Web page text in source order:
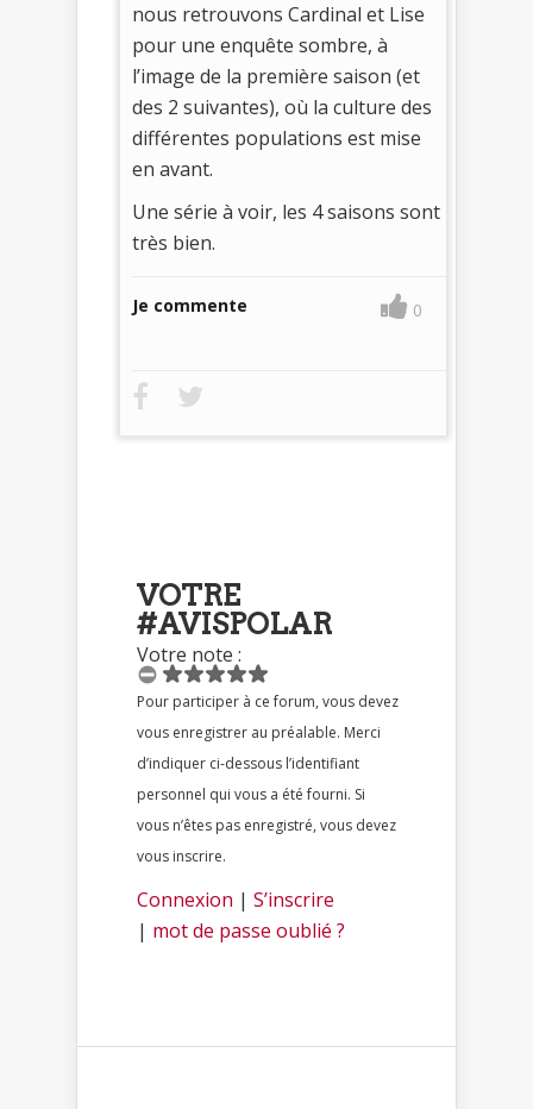
nous retrouvons Cardinal et Lise
pour une enquête sombre, à
l’image de la première saison (et
des 2 suivantes), où la culture des
différentes populations est mise
en avant.
Une série à voir, les 4 saisons sont
très bien.
Je commente 0
VOTRE
#AVISPOLAR
Votre note :
Pour participer à ce forum, vous devez
vous enregistrer au préalable. Merci
d’indiquer ci-dessous l’identifiant
personnel qui vous a été fourni. Si
vous n’êtes pas enregistré, vous devez
vous inscrire.
Connexion | S’inscrire
| mot de passe oublié ?